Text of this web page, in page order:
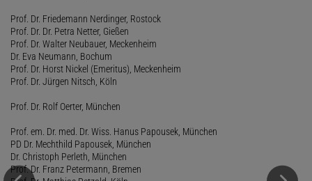
Prof. Dr. Friedemann Nerdinger, Rostock
Prof. Dr. Dr. Petra Netter, Gießen
Prof. Dr. Walter Neubauer, Meckenheim
Dr. Eva Neumann, Bochum
Prof. Dr. Horst Nickel (Emeritus), Meckenheim
Prof. Dr. Jürgen Nitsch, Köln
Prof. Dr. Rolf Oerter, München
Prof. em. Dr. med. Dr. Wiss. Hanus Papousek, München
PD Dr. Mechthild Papousek, München
Dr. Christoph Perleth, München
Prof. Dr. Franz Petermann, Bremen